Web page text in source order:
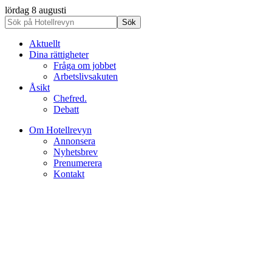
lördag 8 augusti
Aktuellt
Dina rättigheter
Fråga om jobbet
Arbetslivsakuten
Åsikt
Chefred.
Debatt
Om Hotellrevyn
Annonsera
Nyhetsbrev
Prenumerera
Kontakt